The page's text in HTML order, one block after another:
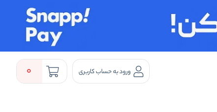
ورود به حساب کاربری 0